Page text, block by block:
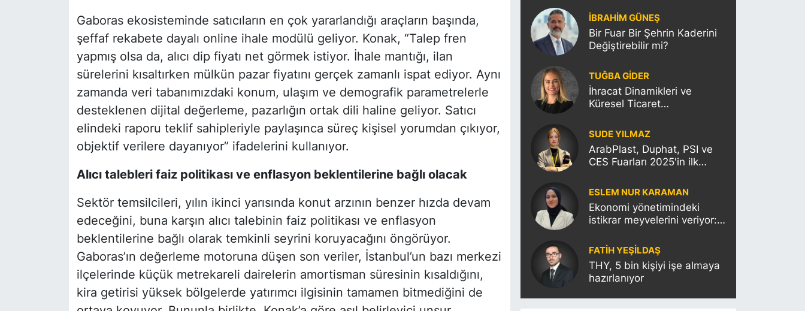
Gaboras ekosisteminde satıcıların en çok yararlandığı araçların başında,
şeffaf rekabete dayalı online ihale modülü geliyor. Konak, “Talep fren
yapmış olsa da, alıcı dip fiyatı net görmek istiyor. İhale mantığı, ilan
sürelerini kısaltırken mülkün pazar fiyatını gerçek zamanlı ispat ediyor. Aynı
zamanda veri tabanımızdaki konum, ulaşım ve demografik parametrelerle
desteklenen dijital değerleme, pazarlığın ortak dili haline geliyor. Satıcı
elindeki raporu teklif sahipleriyle paylaşınca süreç kişisel yorumdan çıkıyor,
objektif verilere dayanıyor” ifadelerini kullanıyor.
Alıcı talebleri faiz politikası ve enflasyon beklentilerine bağlı olacak
Sektör temsilcileri, yılın ikinci yarısında konut arzının benzer hızda devam
edeceğini, buna karşın alıcı talebinin faiz politikası ve enflasyon
beklentilerine bağlı olarak temkinli seyrini koruyacağını öngörüyor.
Gaboras’ın değerleme motoruna düşen son veriler, İstanbul’un bazı merkezi
ilçelerinde küçük metrekareli dairelerin amortisman süresinin kısaldığını,
kira getirisi yüksek bölgelerde yatırımcı ilgisinin tamamen bitmediğini de
İBRAHİM GÜNEŞ
Bir Fuar Bir Şehrin Kaderini
Değiştirebilir mi?
TUĞBA GİDER
İhracat Dinamikleri ve
Küresel Ticaret
Etkisi
SUDE YILMAZ
ArabPlast, Duphat, PSI ve
CES Fuarları 2025'in ilk
vuracak
ESLEM NUR KARAMAN
Ekonomi yönetimindeki
istikrar meyvelerini veriyor:
notunu yükseltti!
FATIH YEŞİLDAŞ
THY, 5 bin kişiyi işe almaya
hazırlanıyor